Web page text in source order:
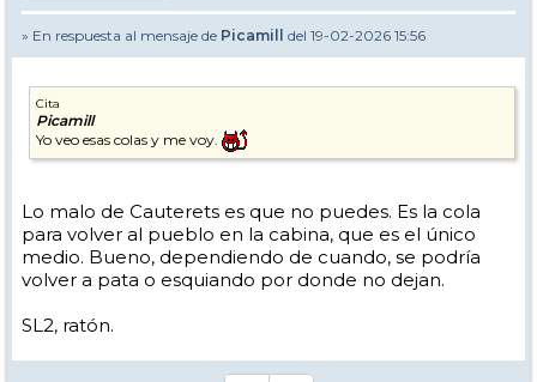
» En respuesta al mensaje de Picamill del 19-02-2026 15:56
Cita
Picamill
Yo veo esas colas y me voy.
Lo malo de Cauterets es que no puedes. Es la cola
para volver al pueblo en la cabina, que es el único
medio. Bueno, dependiendo de cuando, se podría
volver a pata o esquiando por donde no dejan.
SL2, ratón.